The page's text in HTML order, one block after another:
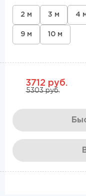
2 м 3 м 4 м
9 м 10 м
3712 руб.
5303 руб.